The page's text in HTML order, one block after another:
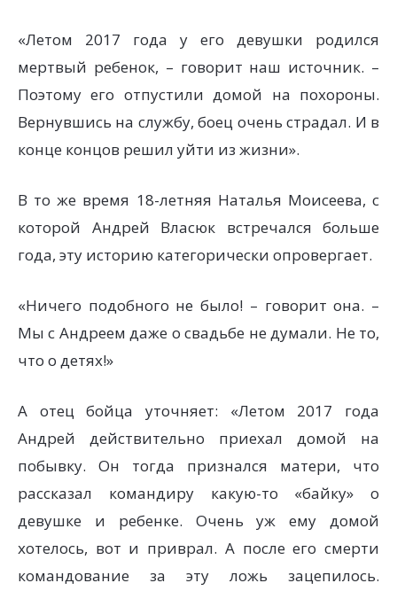
«Летом 2017 года у его девушки родился
мертвый ребенок, – говорит наш источник. –
Поэтому его отпустили домой на похороны.
Вернувшись на службу, боец очень страдал. И в
конце концов решил уйти из жизни».
В то же время 18-летняя Наталья Моисеева, с
которой Андрей Власюк встречался больше
года, эту историю категорически опровергает.
«Ничего подобного не было! – говорит она. –
Мы с Андреем даже о свадьбе не думали. Не то,
что о детях!»
А отец бойца уточняет: «Летом 2017 года
Андрей действительно приехал домой на
побывку. Он тогда признался матери, что
рассказал командиру какую-то «байку» о
девушке и ребенке. Очень уж ему домой
хотелось, вот и приврал. А после его смерти
командование за эту ложь зацепилось.